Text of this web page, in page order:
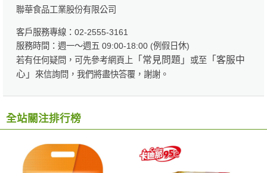
聯華食品工業股份有限公司
客戶服務專線：02-2555-3161
服務時間：週一～週五 09:00-18:00 (例假日休)
若有任何疑問，可先參考網頁上 「常見問題」 或至「客服中
心」
來信詢問，我們將盡快答覆，謝謝。
全站關注排行榜